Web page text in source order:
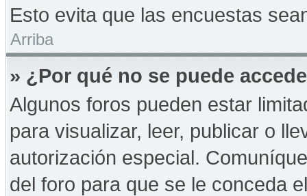
Esto evita que las encuestas
Arriba
» ¿Por qué no se puede
Algunos foros pueden estar
para visualizar, leer, publicar o
autorización especial.
del foro para que se le conceda